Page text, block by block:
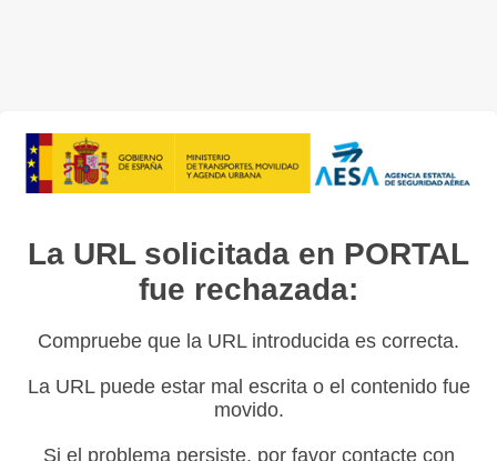
La URL solicitada en PORTAL
fue rechazada:
Compruebe que la URL introducida es correcta.
La URL puede estar mal escrita o el contenido fue
movido.
Si el problema persiste, por favor contacte con